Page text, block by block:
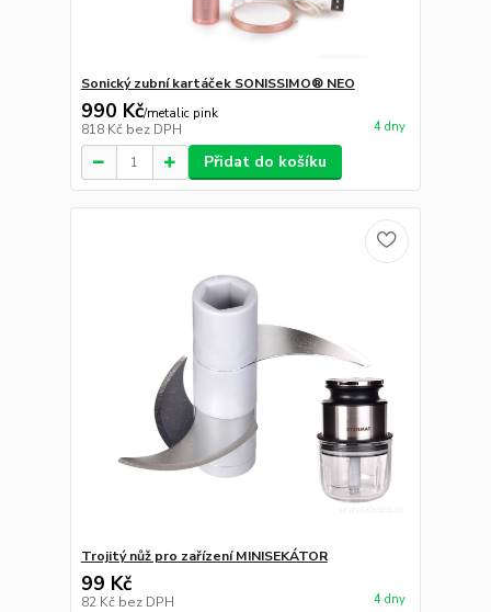
Sonický zubní kartáček SONISSIMO® NEO
990 Kč/metalic pink
818 Kč bez DPH 4 dny
Přidat do košíku
Trojitý nůž pro zařízení MINISEKÁTOR
99 Kč
82 Kč bez DPH 4 dny